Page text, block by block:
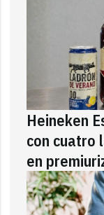
Heineken
con cuatro
en